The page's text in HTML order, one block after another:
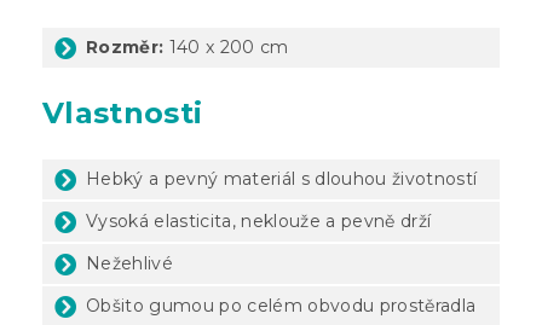
Rozměr: 140 x 200 cm
Vlastnosti
Hebký a pevný materiál s dlouhou životností
Vysoká elasticita, neklouže a pevně drží
Nežehlivé
Obšito gumou po celém obvodu prostěradla